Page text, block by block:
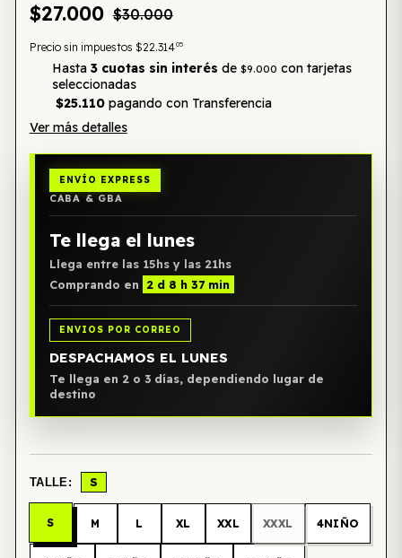
$27.000 $30.000
Precio sin impuestos $22.31405
Hasta 3 cuotas sin interés de $9.000 con tarjetas
seleccionadas
$25.110pagando con Transferencia
Ver más detalles
ENVÍO EXPRESS
CABA & GBA
Te llega el lunes
Llega entre las 15hs y las 21hs
Comprando en
2 d 8 h 37 min
ENVIOS POR CORREO
DESPACHAMOS EL LUNES
Te llega en 2 o 3 días, dependiendo lugar de
destino
TALLE: S
S M L XL XXL XXXL 4NIÑO